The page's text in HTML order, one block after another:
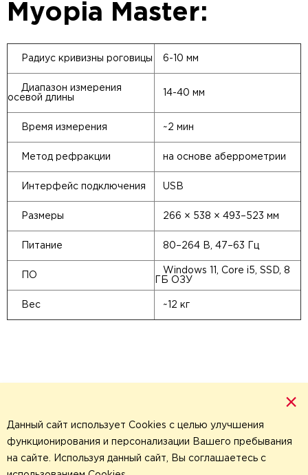
Myopia Master:
Радиус кривизны роговицы 6-10 мм
Диапазон измерения
осевой длины
14-40 мм
Время измерения ~2 мин
Метод рефракции на основе аберрометрии
Интерфейс подключения USB
Размеры 266 × 538 × 493–523 мм
Питание 80–264 В, 47–63 Гц
ПО
Windows 11, Core i5, SSD, 8
ГБ ОЗУ
Вес ~12 кг
×
Данный сайт использует Cookies с целью улучшения
функционирования и персонализации Вашего пребывания
на сайте. Используя данный сайт, Вы соглашаетесь с